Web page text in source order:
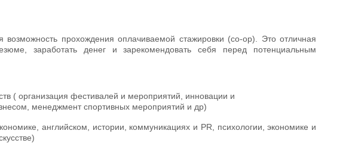
прохождения оплачиваемой стажировки (co-op). Это отличная
заработать денег и зарекомендовать себя перед потенциальным
( организация фестивалей и мероприятий, инновации и
менеджмент спортивных мероприятий и др)
английском, истории, коммуникациях и PR, психологии, экономике и